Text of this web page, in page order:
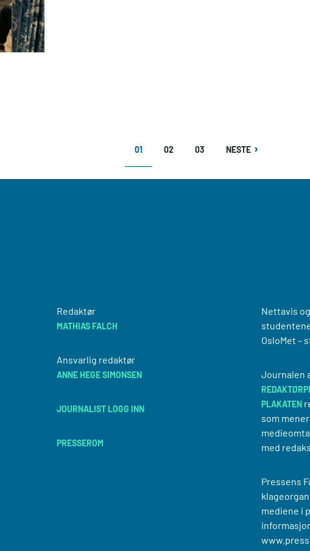
NÅVÆRENDE
01 SIDE
02 SIDE
03
NESTE
NESTE
Redaktør
MATHIAS FALCH
Ansvarlig redaktør
ANNE HEGE SIMONSEN
JOURNALIST LOGG INN
PRESSEROM
Nettavis
OsloMet –
Journalen
PLAKATEN
som
med
Pressens
mediene i